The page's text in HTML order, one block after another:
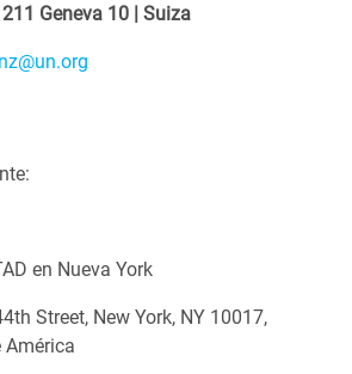
Geneva 10 | Suiza
en Nueva York
Street, New York, NY 10017,
América